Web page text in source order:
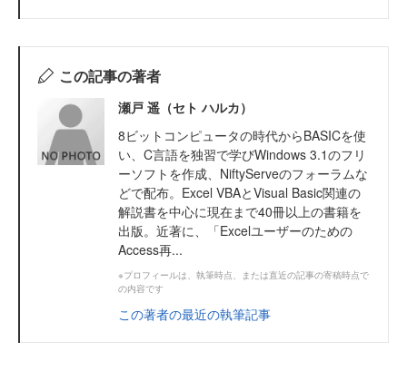
この記事の著者
瀬戸 遥（セト ハルカ）
8ビットコンピュータの時代からBASICを使
い、C言語を独習で学びWindows 3.1のフリ
ーソフトを作成、NiftyServeのフォーラムな
どで配布。Excel VBAとVisual Basic関連の
解説書を中心に現在まで40冊以上の書籍を
出版。近著に、「Excelユーザーのための
Access再...
※プロフィールは、執筆時点、または直近の記事の寄稿時点で
の内容です
この著者の最近の執筆記事